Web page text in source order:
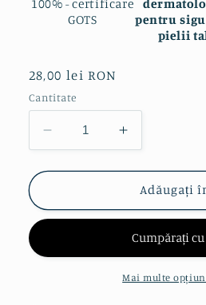
100% - certificare
GOTS
pentru
pielii
Preț
obișnuit
28,00 lei RON
Cantitate
Reduceți
cantitatea
pentru
din
bumbac
de
Creșteți
cantitatea
pentru
Absorbant
din
organic
de
noapte
Adăugați
Mai multe